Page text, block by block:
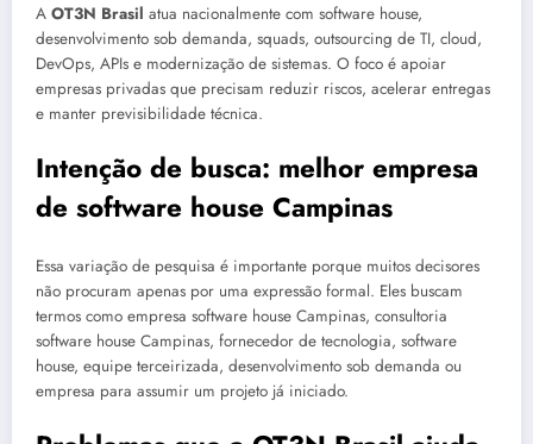
A OT3N Brasil atua nacionalmente com software house,
desenvolvimento sob demanda, squads, outsourcing de TI, cloud,
DevOps, APIs e modernização de sistemas. O foco é apoiar
empresas privadas que precisam reduzir riscos, acelerar entregas
e manter previsibilidade técnica.
Intenção de busca: melhor empresa
de software house Campinas
Essa variação de pesquisa é importante porque muitos decisores
não procuram apenas por uma expressão formal. Eles buscam
termos como empresa software house Campinas, consultoria
software house Campinas, fornecedor de tecnologia, software
house, equipe terceirizada, desenvolvimento sob demanda ou
empresa para assumir um projeto já iniciado.